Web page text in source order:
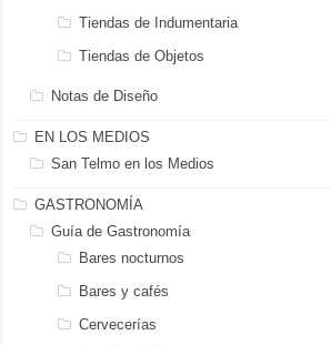
Tiendas de Indumentaria
Tiendas de Objetos
Notas de Diseño
EN LOS MEDIOS
San Telmo en los Medios
GASTRONOMÍA
Guía de Gastronomía
Bares nocturnos
Bares y cafés
Cervecerías